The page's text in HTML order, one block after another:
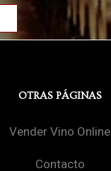
OTRAS PÁGINAS
Vender Vino Online
Contacto